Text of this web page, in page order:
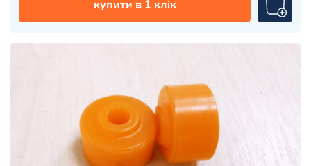
купити в 1 клік